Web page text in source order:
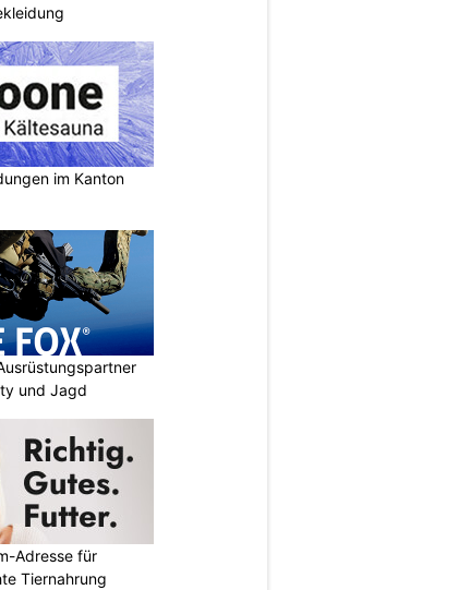
im Kanton
und Jagd
Adresse für
Tiernahrung